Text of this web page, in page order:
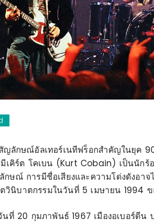
ลักษณ์อัลเทอร์เนทีฟร็อกสำคัญในยุค
เคิร์ต โคเบน (Kurt Cobain) เป็นนักร้
กษณ์ การมีชื่อเสียงและความโด่งดังอาจ
วินิบาตกรรมในวันที่ 5 เมษายน
นที่ 20 กุมภาพันธ์ 1967 เมืองอเบอร์ดีน